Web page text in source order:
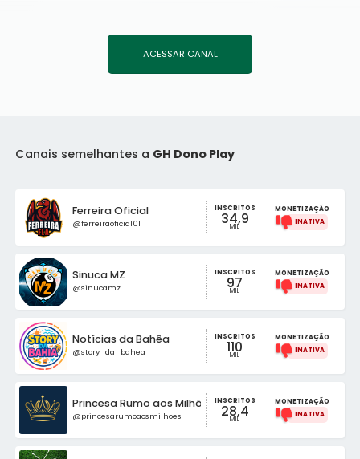
ACESSAR CANAL
Canais semelhantes a GH Dono Play
Ferreira Oficial
@ferreiraoficial01
INSCRITOS
34,9
MIL
MONETIZAÇÃO
Sinuca MZ
@sinucamz
INSCRITOS
97
MIL
MONETIZAÇÃO
Notícias da Bahêa
@story_da_bahea
INSCRITOS
110
MIL
MONETIZAÇÃO
Princesa Rumo aos Milhões
@princesarumoaosmilhoes
INSCRITOS
28,4
MIL
MONETIZAÇÃO